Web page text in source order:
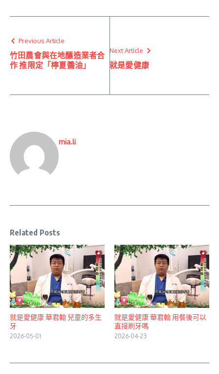
Previous Article
竹田農會與在地釀造業者合
作 推限定「檸夏醬油」
Next Article
就是愛健康
mia.li
Related Posts
就是愛健康 華君翰 兒童的多生
牙
2026-05-01
就是愛健康 華君翰 用餐後可以
直接刷牙嗎
2026-04-23